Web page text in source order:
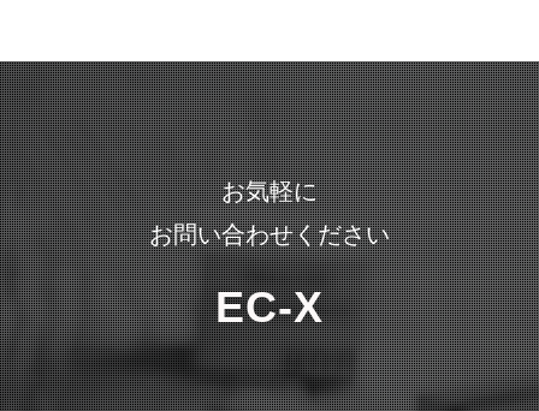
お気軽に
お問い合わせください
EC-X